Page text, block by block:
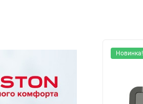
Новинка!